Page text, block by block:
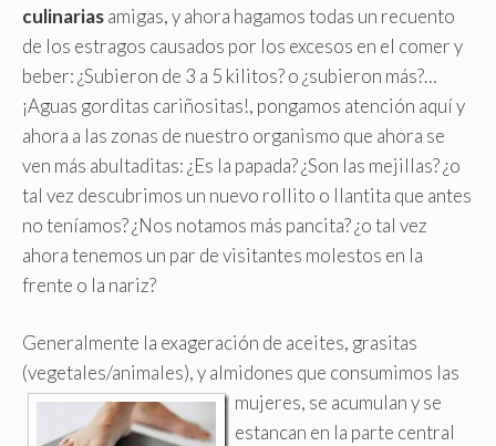
culinariasamigas, y ahora hagamos todas un recuento
de los estragos causados por los excesos en el comer y
beber: ¿Subieron de 3 a 5 kilitos? o ¿subieron más?…
¡Aguas gorditas cariñositas!, pongamos atención aquí y
ahora a las zonas de nuestro organismo que ahora se
ven más abultaditas: ¿Es la papada? ¿Son las mejillas? ¿o
tal vez descubrimos un nuevo rollito o llantita que antes
no teníamos? ¿Nos notamos más pancita? ¿o tal vez
ahora tenemos un par de visitantes molestos en la
frente o la nariz?
Generalmente la exageración de aceites, grasitas
(vegetales/animales), y almidones que consumimos las
mujeres, se acumulan y se
estancan en la parte central